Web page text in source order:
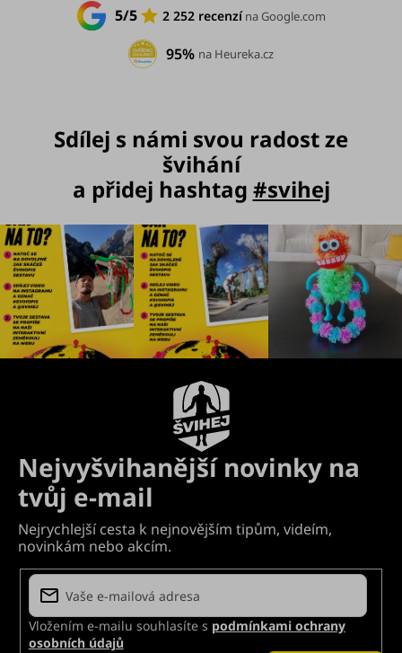
r
k
ý
p
i
s
u
5/5 2 252 recenzína Google.com
95% na Heureka.cz
Sdílej s námi svou radost ze
švihání
a přidej hashtag #svihej
Vložením e-mailu souhlasíte s podmínkami ochrany
osobních údajů